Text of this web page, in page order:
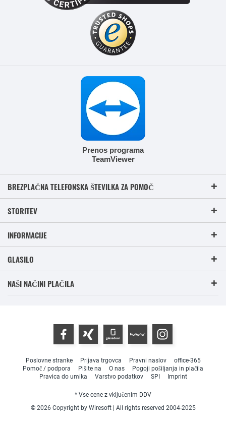
Prenos programa
TeamViewer
BREZPLAČNA TELEFONSKA ŠTEVILKA ZA POMOČ
STORITEV
INFORMACIJE
GLASILO
NAŠI NAČINI PLAČILA
Poslovne stranke Prijava trgovca Pravni naslov
office-365
Pomoč / podpora
Pišite na O nas
Pogoji pošiljanja in plačila
Pravica do umika
Varstvo podatkov SPI Imprint
* Vse cene z vključenim DDV
© 2026 Copyright by Wiresoft | All rights reserved 2004-2025